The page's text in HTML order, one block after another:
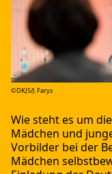
©DKJS/J.Farys
Wie steht es um
Mädchen und
Vorbilder bei der
Mädchen